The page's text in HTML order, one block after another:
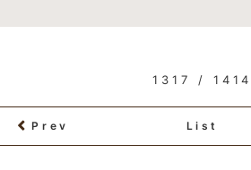
1317 / 1414
Prev List